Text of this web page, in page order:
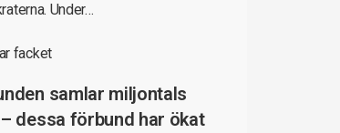
Under…
samlar miljontals
dessa förbund har ökat